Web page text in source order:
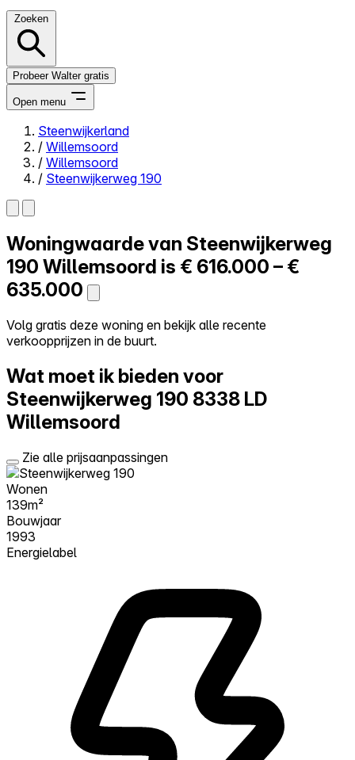
Zoeken
Probeer Walter gratis
Open menu
Close menu
Zelf kopen
Alles-in-één
Reviews
Prijzen
Log in
Probeer Walter gratis
Steenwijkerland
/ Willemsoord
/ Willemsoord
/ Steenwijkerweg 190
Woningwaarde van Steenwijkerweg
190 Willemsoord is € 616.000 – €
635.000
Volg gratis deze woning en bekijk alle recente
verkoopprijzen in de buurt.
Wat moet ik bieden voor
Steenwijkerweg 190 8338 LD
Willemsoord
Zie alle prijsaanpassingen
Wonen
139m²
Bouwjaar
1993
Energielabel